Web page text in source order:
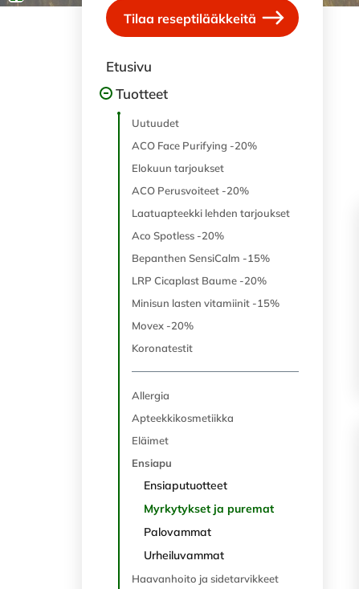
Tilaa reseptilääkkeitä
Etusivu
Tuotteet
Uutuudet
ACO Face Purifying -20%
Elokuun tarjoukset
ACO Perusvoiteet -20%
Laatuapteekki lehden tarjoukset
Aco Spotless -20%
Bepanthen SensiCalm -15%
LRP Cicaplast Baume -20%
Minisun lasten vitamiinit -15%
Movex -20%
Koronatestit
Allergia
Apteekkikosmetiikka
Eläimet
Ensiapu
Ensiaputuotteet
Myrkytykset ja puremat
Palovammat
Urheiluvammat
Haavanhoito ja sidetarvikkeet